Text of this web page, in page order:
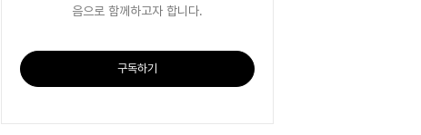
음으로 함께하고자 합니다.
구독하기